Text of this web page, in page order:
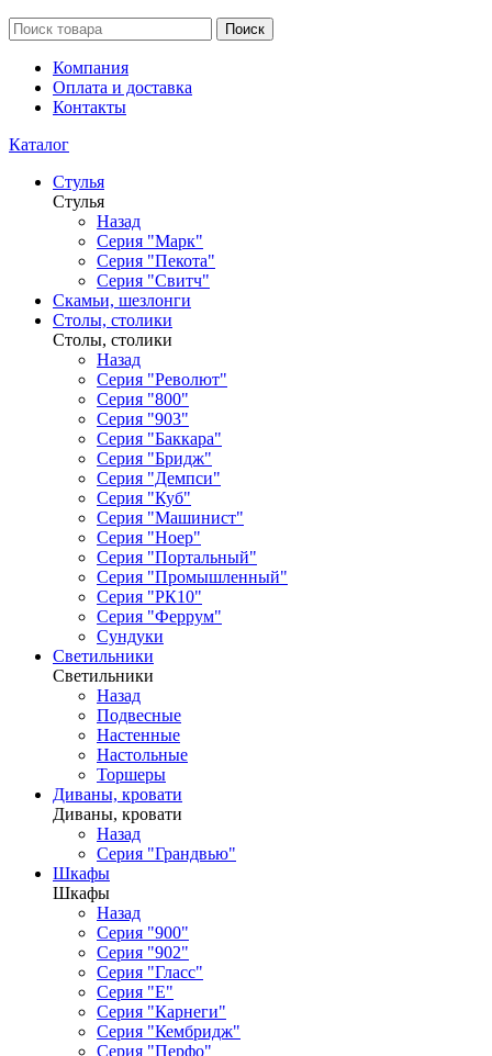
Поиск
Компания
Оплата и доставка
Контакты
Каталог
Стулья
Стулья
Назад
Серия "Марк"
Серия "Пекота"
Серия "Свитч"
Скамьи, шезлонги
Столы, столики
Столы, столики
Назад
Серия "Револют"
Серия "800"
Серия "903"
Серия "Баккара"
Серия "Бридж"
Серия "Демпси"
Серия "Куб"
Серия "Машинист"
Серия "Ноер"
Серия "Портальный"
Серия "Промышленный"
Серия "РК10"
Серия "Феррум"
Сундуки
Светильники
Светильники
Назад
Подвесные
Настенные
Настольные
Торшеры
Диваны, кровати
Диваны, кровати
Назад
Серия "Грандвью"
Шкафы
Шкафы
Назад
Серия "900"
Серия "902"
Серия "Гласс"
Серия "Е"
Серия "Карнеги"
Серия "Кембридж"
Серия "Перфо"